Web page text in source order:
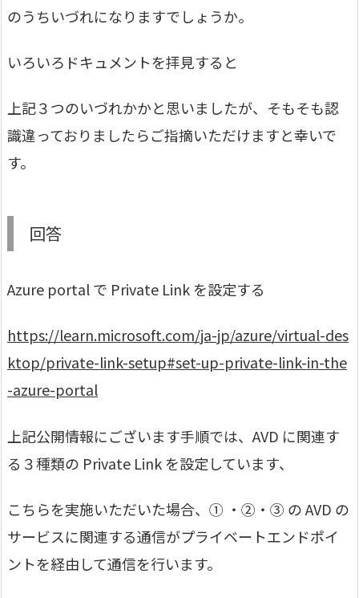
のうちいづれになりますでしょうか。
いろいろドキュメントを拝見すると
上記３つのいづれかかと思いましたが、そもそも認
識違っておりましたらご指摘いただけますと幸いで
す。
回答
Azure portal で Private Link を設定する
https://learn.microsoft.com/ja-jp/azure/virtual-des
ktop/private-link-setup#set-up-private-link-in-the
-azure-portal
上記公開情報にございます手順では、AVD に関連す
る３種類の Private Link を設定しています、
こちらを実施いただいた場合、① ・②・③ の AVD の
サービスに関連する通信がプライベートエンドポイ
ントを経由して通信を行います。